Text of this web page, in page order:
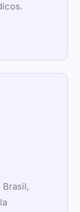
Brasil,